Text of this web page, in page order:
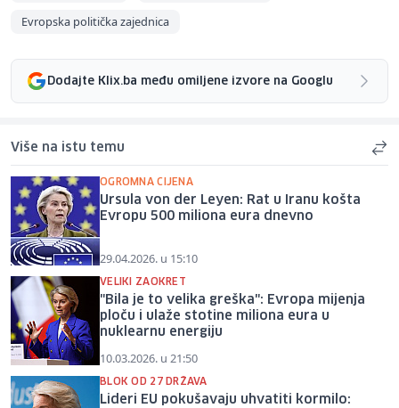
Evropska politička zajednica
Dodajte Klix.ba među omiljene izvore na Googlu
Više na istu temu
OGROMNA CIJENA
Ursula von der Leyen: Rat u Iranu košta
Evropu 500 miliona eura dnevno
29.04.2026. u 15:10
VELIKI ZAOKRET
"Bila je to velika greška": Evropa mijenja
ploču i ulaže stotine miliona eura u
nuklearnu energiju
10.03.2026. u 21:50
BLOK OD 27 DRŽAVA
Lideri EU pokušavaju uhvatiti kormilo: